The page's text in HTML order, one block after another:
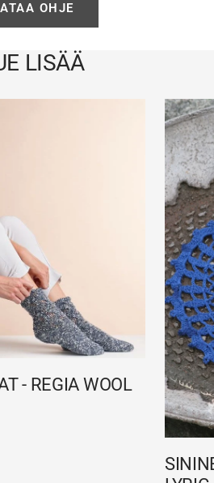
OHJE
LISÄÄ
- REGIA WOOL